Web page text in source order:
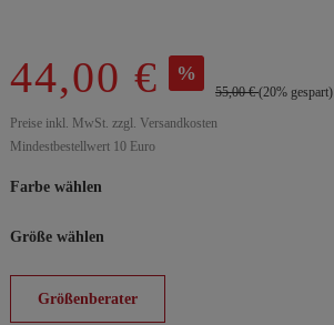
44,00 € %
55,00 €(20% gespart)
Preise inkl. MwSt. zzgl. Versandkosten
Mindestbestellwert 10 Euro
Farbe wählen
Größe wählen
Größenberater